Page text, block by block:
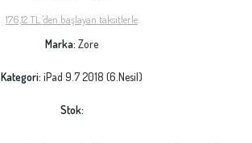
176,12 TL 'den başlayan taksitlerle
Marka: Zore
Kategori: iPad 9.7 2018 (6.Nesil)
Stok: